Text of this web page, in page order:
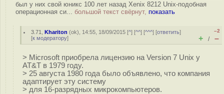
был у них свой юникс 100 лет назад Xenix 8212 Unix-подобная
операционная си... большой текст свёрнут, показать
3.71 ,Khariton (ok), 14:55, 18/09/2015 [^] [^^] [^^^] [ответить]
[к модератору]
–2
+ / –
> Microsoft приобрела лицензию на Version 7 Unix у
AT&T в 1979 году.
> 25 августа 1980 года было объявлено, что компания
адаптирует эту систему
> для 16-разрядных микрокомпьютеров.